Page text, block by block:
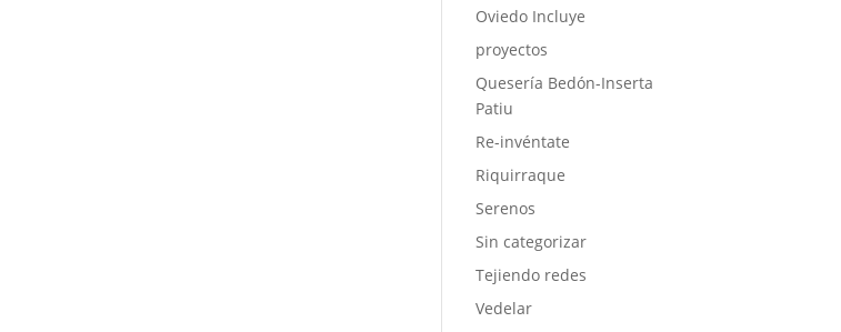
Oviedo Incluye
proyectos
Quesería Bedón-Inserta
Patiu
Re-invéntate
Riquirraque
Serenos
Sin categorizar
Tejiendo redes
Vedelar